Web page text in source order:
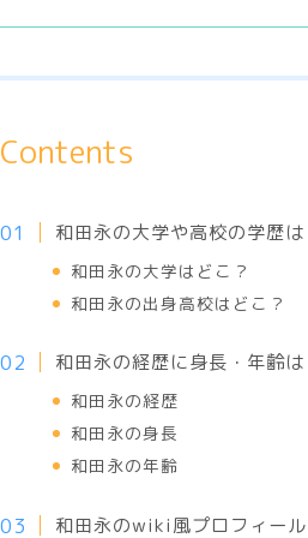
Contents
和田永の大学や高校の学歴は
和田永の大学はどこ？
和田永の出身高校はどこ？
和田永の経歴に身長・年齢は
和田永の経歴
和田永の身長
和田永の年齢
和田永のwiki風プロフィール